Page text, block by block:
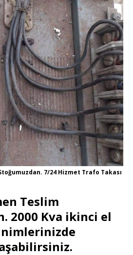
7/24 Hizmet Trafo Takası
Teslim
2000 Kva ikinci el